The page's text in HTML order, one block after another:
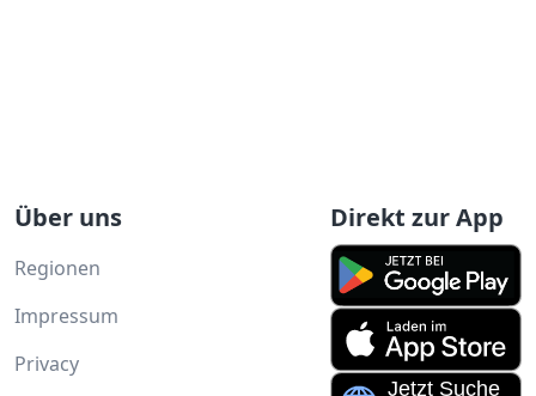
Über uns
Regionen
Impressum
Privacy
Direkt zur App